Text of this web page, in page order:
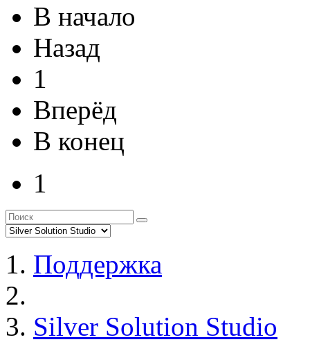
В начало
Назад
1
Вперёд
В конец
1
Поддержка
Silver Solution Studio